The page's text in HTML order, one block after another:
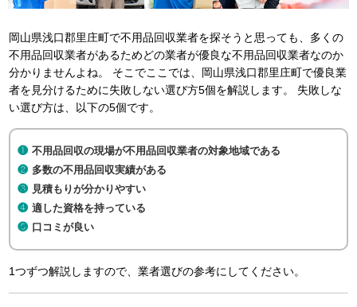
岡山県浅口郡里庄町で不用品回収業者を探そうと思っても、多くの
不用品回収業者があるためどの業者が優良な不用品回収業者なのか
分かりませんよね。 そこでここでは、岡山県浅口郡里庄町で優良業
者を見分けるために失敗しない選び方5個を解説します。 失敗しな
い選び方は、以下の5個です。
不用品回収の現場が不用品回収業者の対象地域である
多数の不用品回収実績がある
見積もりが分かりやすい
適した資格を持っている
口コミが良い
1つずつ解説しますので、業者選びの参考にしてください。